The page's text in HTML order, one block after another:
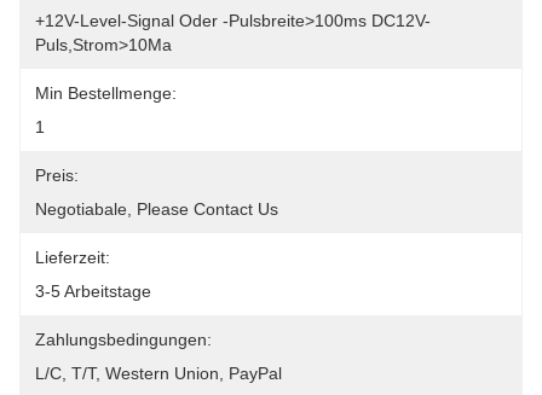
+12V-Level-Signal Oder -Pulsbreite>100ms DC12V-
Puls,Strom>10Ma
Min Bestellmenge:
1
Preis:
Negotiabale, Please Contact Us
Lieferzeit:
3-5 Arbeitstage
Zahlungsbedingungen:
L/C, T/T, Western Union, PayPal